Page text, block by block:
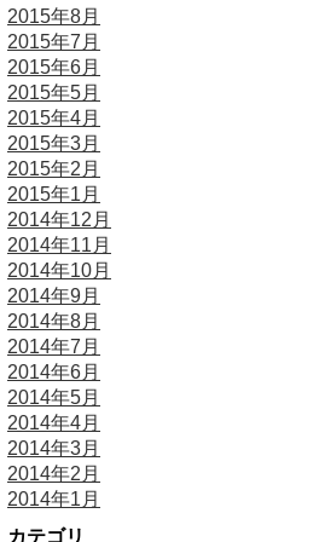
2015年8月
2015年7月
2015年6月
2015年5月
2015年4月
2015年3月
2015年2月
2015年1月
2014年12月
2014年11月
2014年10月
2014年9月
2014年8月
2014年7月
2014年6月
2014年5月
2014年4月
2014年3月
2014年2月
2014年1月
カテゴリ